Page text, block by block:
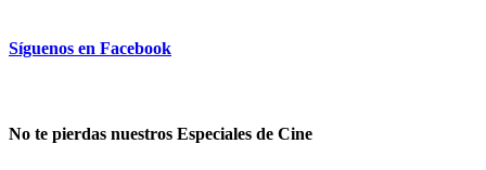
Síguenos en Facebook
No te pierdas nuestros Especiales de Cine